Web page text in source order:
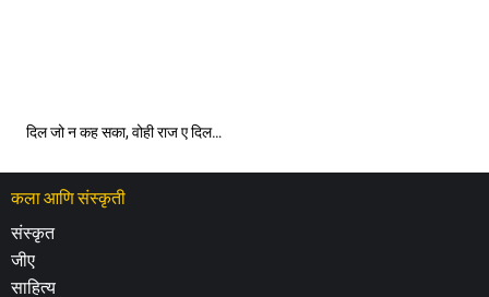
दिल जो न कह सका, वोही राज ए दिल…
कला आणि संस्कृती
संस्कृत
जीए
साहित्य